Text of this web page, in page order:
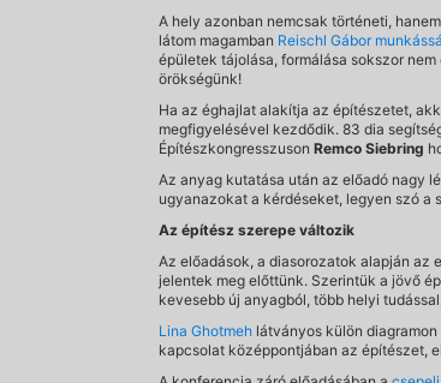
A hely azonban nemcsak történeti,
látom magamban Reischl Gábor
épületek tájolása, formálása sokszor
örökségünk!
Ha az éghajlat alakítja az építészetet,
megfigyelésével kezdődik. 83 dia
Építészkongresszuson Remco Siebring
Az anyag kutatása után az előadó nagy
ugyanazokat a kérdéseket, legyen szó a
Az építész szerepe változik
Az előadások, a diasorozatok alapján
jelentek meg előttünk. Szerintük a jövő
kevesebb új anyagból, több helyi
Lina Ghotmeh látványos külön
kapcsolat középpontjában az építészet,